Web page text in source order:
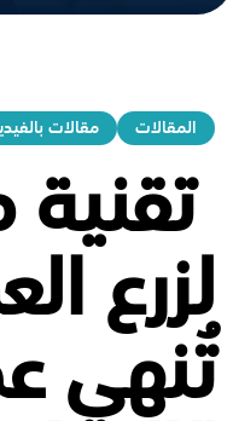
المقالات مقالات
لزرع
تُنهي